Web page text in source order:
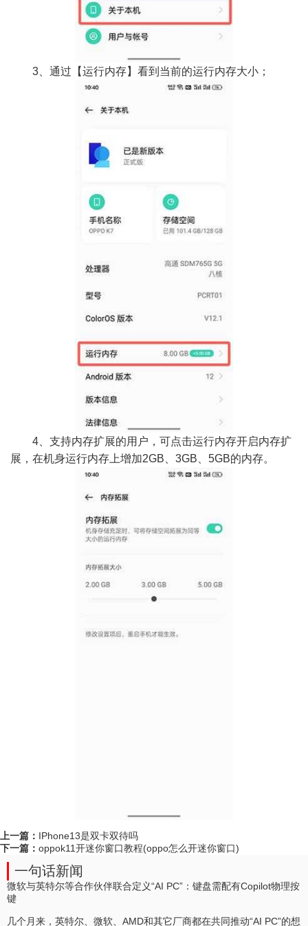
3、通过【运行内存】看到当前的运行内存大小；
4、支持内存扩展的用户，可点击运行内存开启内存扩
展，在机身运行内存上增加2GB、3GB、5GB的内存。
上一篇： IPhone13是双卡双待吗
下一篇： oppok11开迷你窗口教程(oppo怎么开迷你窗口)
一句话新闻
微软与英特尔等合作伙伴联合定义“AI PC”：键盘需配有Copilot物理按
键
几个月来，英特尔、微软、AMD和其它厂商都在共同推动“AI PC”的想